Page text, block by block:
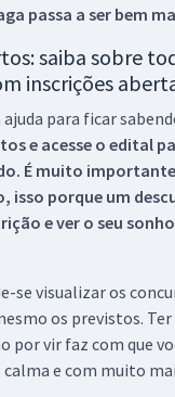
passa a ser bem
saiba sobre
inscrições
para ficar
e acesse o edital
É muito
isso porque um
e ver o seu
se visualizar os
os previstos.
por vir faz com que
e com muito